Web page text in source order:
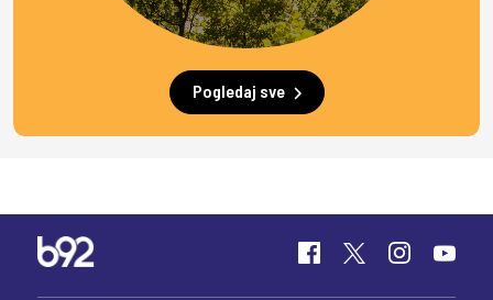
Pogledaj sve